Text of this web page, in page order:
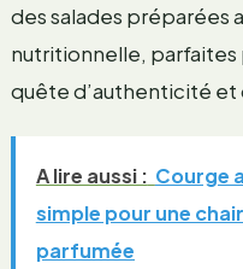
des salades
nutritionnelle, parfaites
quête d’authenticité
A lire aussi : Courge
simple pour une
parfumée